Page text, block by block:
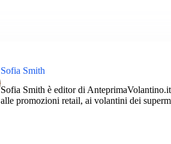
Sofia Smith
Sofia Smith è editor di
alle promozioni retail, ai volantini dei